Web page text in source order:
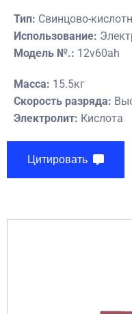
Тип: Свинцово-
Использование:
Модель №.: 12v60ah
Масса: 15.5кг
Скорость разряда:
Электролит: Кислота
Цитировать